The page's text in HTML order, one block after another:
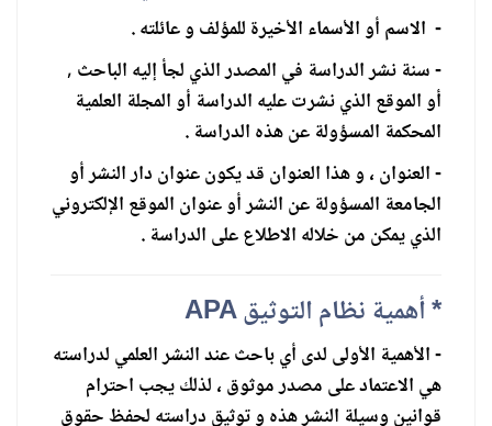
- الاسم أو الأسماء الأخيرة للمؤلف و عائلته .
- سنة نشر الدراسة في المصدر الذي لجأ إليه الباحث ,
أو الموقع الذي نشرت عليه الدراسة أو المجلة العلمية
المحكمة المسؤولة عن هذه الدراسة .
- العنوان ، و هذا العنوان قد يكون عنوان دار النشر أو
الجامعة المسؤولة عن النشر أو عنوان الموقع الإلكتروني
الذي يمكن من خلاله الاطلاع على الدراسة .
* أهمية نظام التوثيق APA
- الأهمية الأولى لدى أي باحث عند النشر العلمي لدراسته
هي الاعتماد على مصدر موثوق ، لذلك يجب احترام
قوانين وسيلة النشر هذه و توثيق دراسته لحفظ حقوق